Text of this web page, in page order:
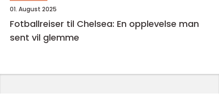
01. August 2025
Fotballreiser til Chelsea: En opplevelse man
sent vil glemme